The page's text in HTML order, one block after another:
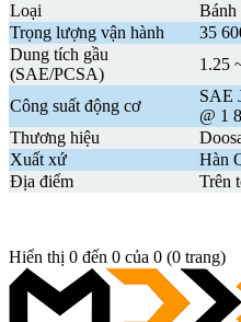
Loại
Bánh
Trọng lượng vận hành
35
Dung tích gầu
(SAE/PCSA)
1.25
Công suất động cơ
SAE
@ 1
Thương hiệu
Xuất xứ
Hàn
Địa điểm
Trên
Hiển thị 0 đến 0 của 0 (0 trang)